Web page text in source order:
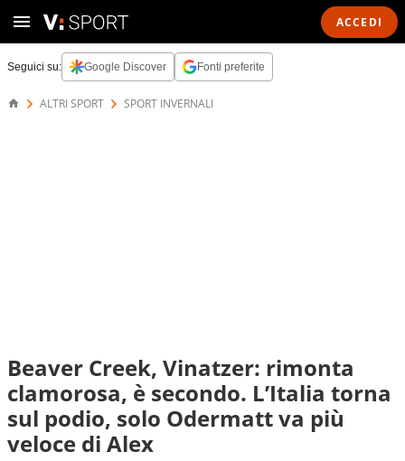
ACCEDI
Seguici su: Google Discover Fonti preferite
ALTRI SPORT SPORT INVERNALI
Beaver Creek, Vinatzer: rimonta
clamorosa, è secondo. L’Italia torna
sul podio, solo Odermatt va più
veloce di Alex